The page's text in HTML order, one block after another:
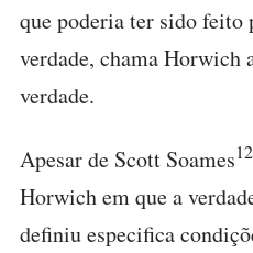
que poderia ter sido feito
verdade, chama Horwich
verdade.
Apesar de Scott Soames12
Horwich em que a
definiu especifica